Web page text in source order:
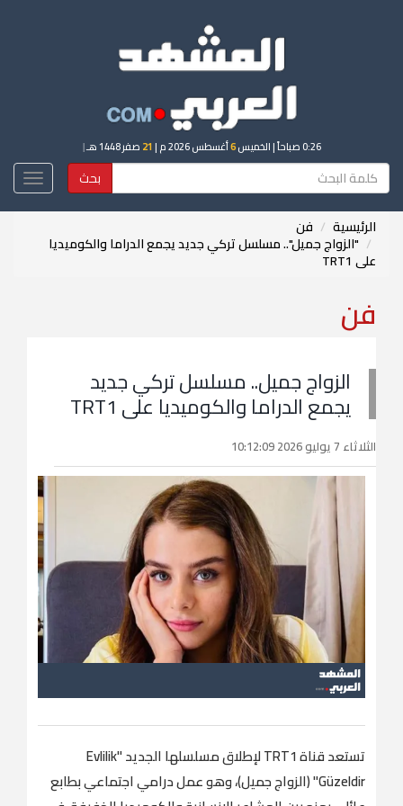
0:26 صباحاً | الخميس6أغسطس 2026 م | 21 صفر 1448 هـ |
بحث
الرئيسية فن
"الزواج جميل".. مسلسل تركي جديد يجمع الدراما والكوميديا
على TRT1
فن
الزواج جميل.. مسلسل تركي جديد
يجمع الدراما والكوميديا على TRT1
الثلاثاء 7 يوليو 2026 10:12:09
تستعد قناة TRT1 لإطلاق مسلسلها الجديد "Evlilik
Güzeldir" (الزواج جميل)، وهو عمل درامي اجتماعي بطابع